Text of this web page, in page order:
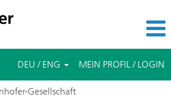
DEU / ENG MEIN PROFIL / LOGIN
Gesellschaft(aktuelle